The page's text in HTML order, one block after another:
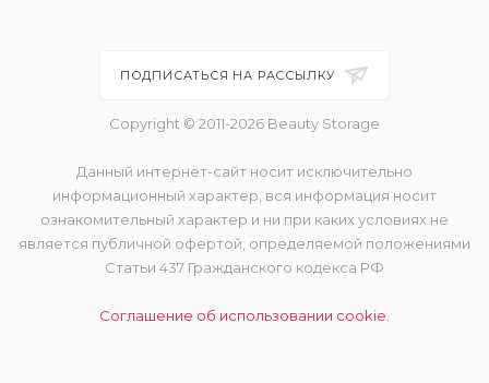
ПОДПИСАТЬСЯ НА РАССЫЛКУ
Copyright © 2011-2026 Beauty Storage
Данный интернет-сайт носит исключительно
информационный характер, вся информация носит
ознакомительный характер и ни при каких условиях не
является публичной офертой, определяемой положениями
Статьи 437 Гражданского кодекса РФ
Соглашение об использовании cookie.